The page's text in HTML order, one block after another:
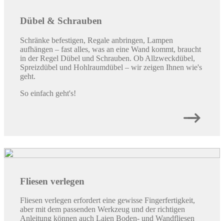
Dübel & Schrauben
Schränke befestigen, Regale anbringen, Lampen
aufhängen – fast alles, was an eine Wand kommt, braucht
in der Regel Dübel und Schrauben. Ob Allzweckdübel,
Spreizdübel und Hohlraumdübel – wir zeigen Ihnen wie's
geht.
So einfach geht's!
Fliesen verlegen
Fliesen verlegen erfordert eine gewisse Fingerfertigkeit,
aber mit dem passenden Werkzeug und der richtigen
Anleitung können auch Laien Boden- und Wandfliesen